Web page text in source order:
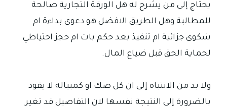
يحتاج إلى من يشرح له هل الورقة التجارية صالحة
للمطالبة وهل الطريق الافضل هو دعوى بداءة ام
شكوى جزائية ام تنفيذ بعد حكم بات ام حجز احتياطي
لحماية الحق قبل ضياع المال.
ولا بد من الانتباه إلى ان كل صك او كمبيالة لا يقود
بالضرورة إلى النتيجة نفسها لان التفاصيل قد تغير